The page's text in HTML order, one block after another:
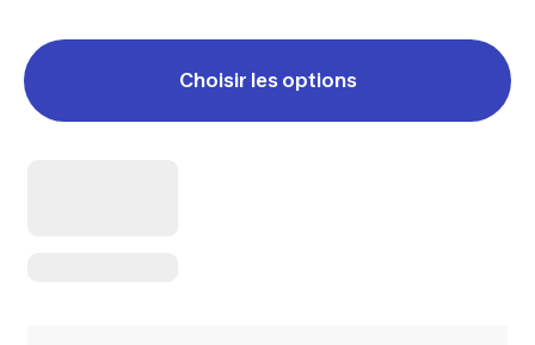
Choisir les options